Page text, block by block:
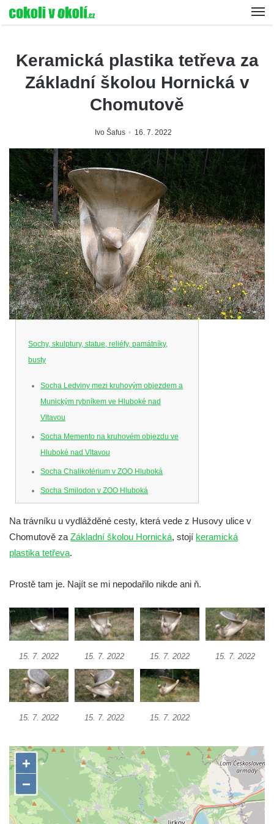
Keramická plastika tetřeva za
Základní školou Hornická v
Chomutově
Ivo Šafus 16. 7. 2022
Sochy, skulptury, statue, reliéfy, památníky,
busty
Socha Ledviny mezi kruhovým objezdem a
Munickým rybníkem ve Hluboké nad
Vltavou
Socha Memento na kruhovém objezdu ve
Hluboké nad Vltavou
Socha Chalikotérium v ZOO Hluboká
Socha Smilodon v ZOO Hluboká
Socha Koroun bezzubý v ZOO Hluboká
Socha Mamutí lebka v ZOO Hluboká
Socha Orel v ZOO Hluboká
Socha Vydry si hrají v ZOO Hluboká
Socha Přátelství v ZOO Hluboká
Socha Matka příroda v ZOO Hluboká
Socha Lišky v ZOO Hluboká
Socha Kudlanka v ZOO Hluboká
Socha Rys číhající na srnu v ZOO Hluboká
Socha Orlice v ZOO Hluboká
Socha Tygr v ZOO Hluboká
Socha Želva v ZOO Hluboká
Na trávníku u vydlážděné cesty, která vede z Husovy ulice v
Chomutově za Základní školou Hornická, stojí keramická
plastika tetřeva.
Prostě tam je. Najít se mi nepodařilo nikde ani ň.
15. 7. 2022 15. 7. 2022 15. 7. 2022 15. 7. 2022
15. 7. 2022 15. 7. 2022 15. 7. 2022